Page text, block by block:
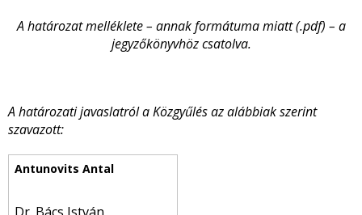
A határozat melléklete – annak formátuma miatt (.pdf) – a
jegyzőkönyvhöz csatolva.
A határozati javaslatról a Közgyűlés az alábbiak szerint
szavazott: